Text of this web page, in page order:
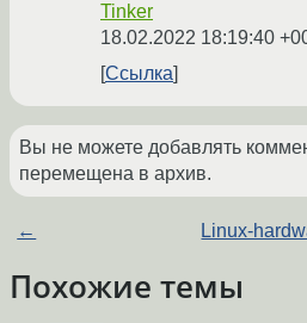
Tinker
18.02.2022 18:19:40
Ссылка
Вы не можете добавлять
перемещена в архив.
← Linux-
Похожие темы